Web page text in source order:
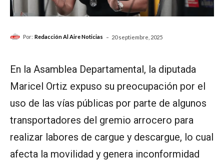
Por: Redacción Al Aire Noticias - 20 septiembre, 2025
En la Asamblea Departamental, la diputada
Maricel Ortiz expuso su preocupación por el
uso de las vías públicas por parte de algunos
transportadores del gremio arrocero para
realizar labores de cargue y descargue, lo cual
afecta la movilidad y genera inconformidad